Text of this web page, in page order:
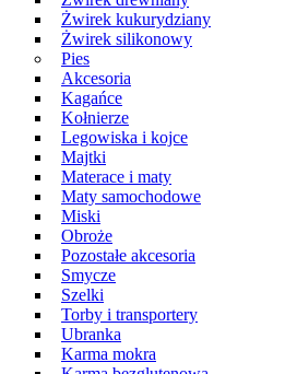
Żwirek kukurydziany
Żwirek silikonowy
Pies
Akcesoria
Kagańce
Kołnierze
Legowiska i kojce
Majtki
Materace i maty
Maty samochodowe
Miski
Obroże
Pozostałe akcesoria
Smycze
Szelki
Torby i transportery
Ubranka
Karma mokra